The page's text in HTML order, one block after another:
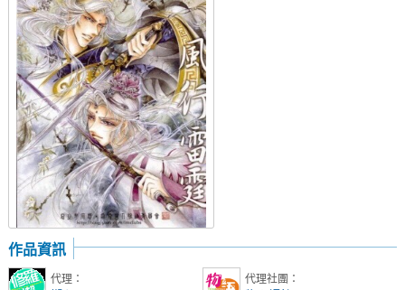
登入
作品資訊
代理： 代理社團：